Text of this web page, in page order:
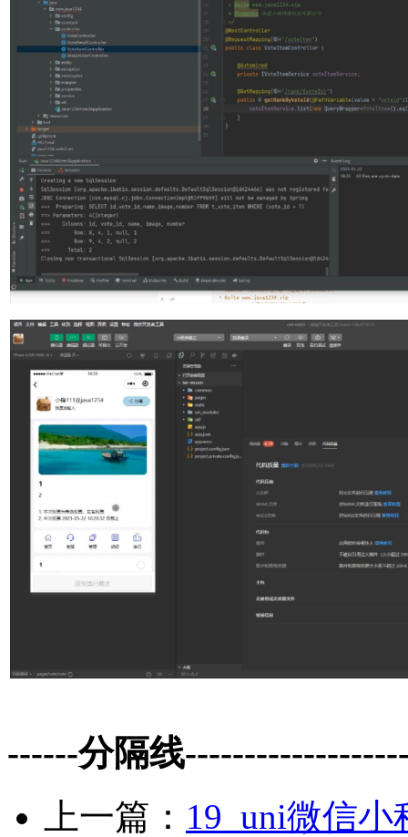
------分隔线
上一篇： 19_uni微信